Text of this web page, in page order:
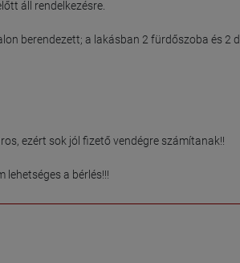
áll rendelkezésre.
berendezett; a lakásban 2 fürdőszoba és
ezért sok jól fizető vendégre számítanak!!